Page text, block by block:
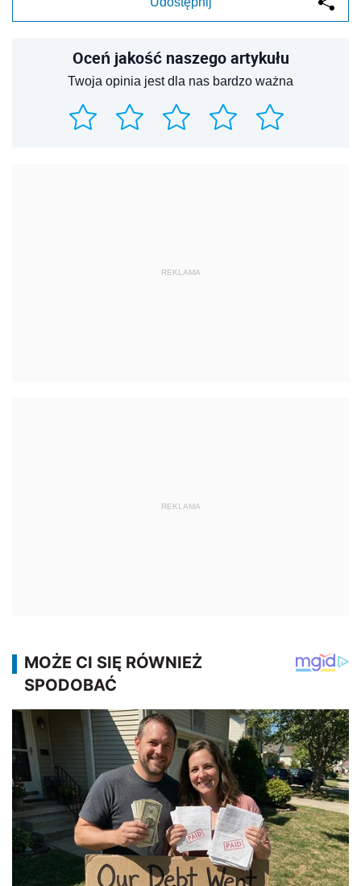
Oceń jakość naszego artykułu
Twoja opinia jest dla nas bardzo ważna
REKLAMA
REKLAMA